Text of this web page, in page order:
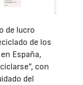
de lucro
de los
España,
con
del